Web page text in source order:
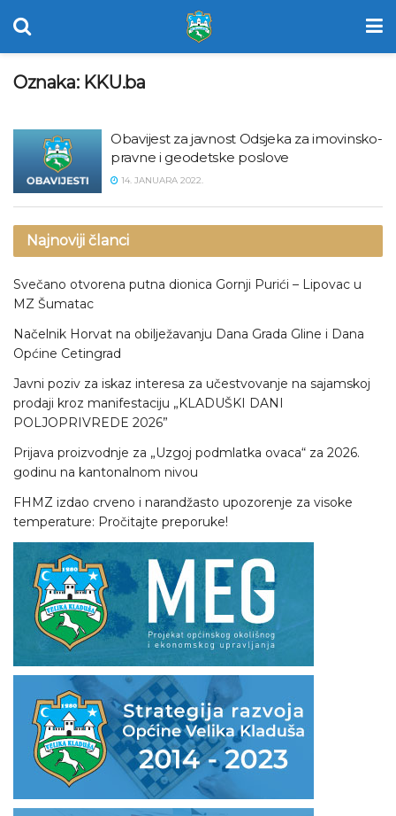
Oznaka: KKU.ba
Obavijest za javnost Odsjeka za imovinsko-
pravne i geodetske poslove
14. JANUARA 2022.
Najnoviji članci
Svečano otvorena putna dionica Gornji Purići – Lipovac u
MZ Šumatac
Načelnik Horvat na obilježavanju Dana Grada Gline i Dana
Općine Cetingrad
Javni poziv za iskaz interesa za učestvovanje na sajamskoj
prodaji kroz manifestaciju „KLADUŠKI DANI
POLJOPRIVREDE 2026”
Prijava proizvodnje za „Uzgoj podmlatka ovaca“ za 2026.
godinu na kantonalnom nivou
FHMZ izdao crveno i narandžasto upozorenje za visoke
temperature: Pročitajte preporuke!